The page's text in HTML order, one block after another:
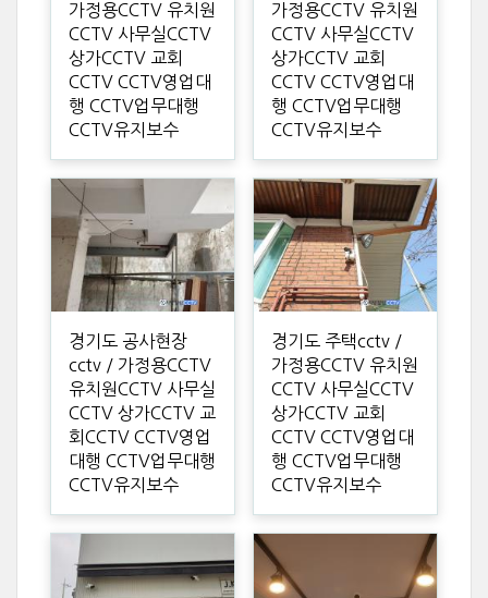
가정용CCTV 유치원
CCTV 사무실CCTV
상가CCTV 교회
CCTV CCTV영업대
행 CCTV업무대행
CCTV유지보수
가정용CCTV 유치원
CCTV 사무실CCTV
상가CCTV 교회
CCTV CCTV영업대
행 CCTV업무대행
CCTV유지보수
경기도 공사현장
cctv / 가정용CCTV
유치원CCTV 사무실
CCTV 상가CCTV 교
회CCTV CCTV영업
대행 CCTV업무대행
CCTV유지보수
경기도 주택cctv /
가정용CCTV 유치원
CCTV 사무실CCTV
상가CCTV 교회
CCTV CCTV영업대
행 CCTV업무대행
CCTV유지보수